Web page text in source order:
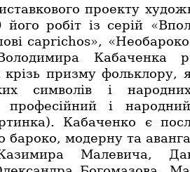
проекту
його робіт із серій
caprichos»,
Кабаченка
крізь призму фольклору,
символів і
професійний і
Кабаченко є
бароко, модерну та
Малевича,